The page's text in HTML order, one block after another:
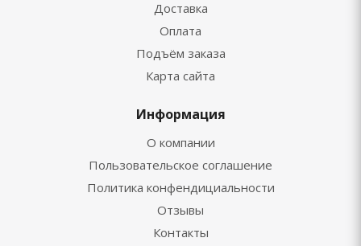
Доставка
Оплата
Подъём заказа
Карта сайта
Информация
О компании
Пользовательское соглашение
Политика конфендициальности
Отзывы
Контакты